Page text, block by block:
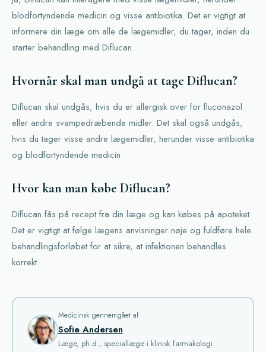
blodfortyndende medicin og visse antibiotika. Det er vigtigt at
informere din læge om alle de lægemidler, du tager, inden du
starter behandling med Diflucan.
Hvornår skal man undgå at tage Diflucan?
Diflucan skal undgås, hvis du er allergisk over for fluconazol
eller andre svampedræbende midler. Det skal også undgås,
hvis du tager visse andre lægemidler, herunder visse antibiotika
og blodfortyndende medicin.
Hvor kan man købe Diflucan?
Diflucan fås på recept fra din læge og kan købes på apoteket.
Det er vigtigt at følge lægens anvisninger nøje og fuldføre hele
behandlingsforløbet for at sikre, at infektionen behandles
korrekt.
Medicinsk gennemgået af
Sofie Andersen
Læge, ph.d., speciallæge i klinisk farmakologi